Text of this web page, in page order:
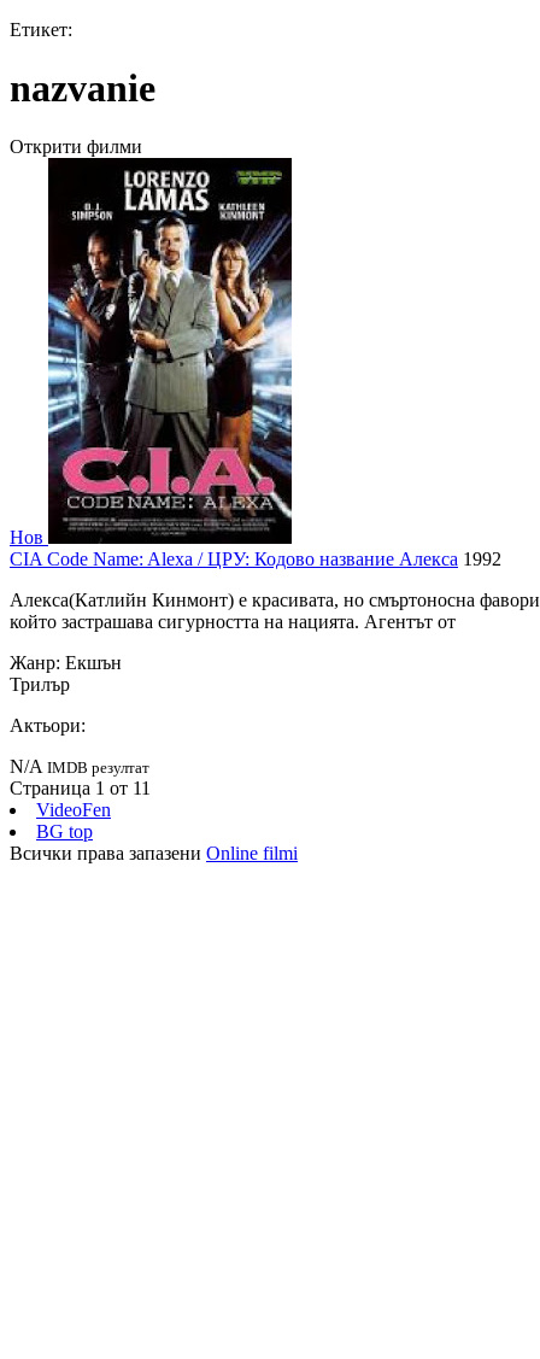
Етикет:
nazvanie
Открити филми
Нов
CIA Code Name: Alexa / ЦРУ: Кодово название Алекса 1992
Алекса(Катлийн Кинмонт) е красивата, но смъртоносна
който застрашава сигурността на нацията. Агентът от
Жанр: Екшън
Трилър
Актьори:
N/A IMDB резултат
Страница 1 от 11
VideoFen
BG top
Всички права запазени Online filmi